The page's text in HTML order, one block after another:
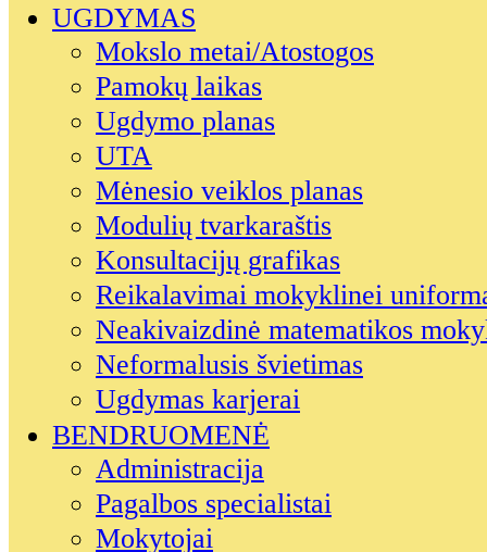
UGDYMAS
Mokslo metai/Atostogos
Pamokų laikas
Ugdymo planas
UTA
Mėnesio veiklos planas
Modulių tvarkaraštis
Konsultacijų grafikas
Reikalavimai mokyklinei
Neakivaizdinė matematikos
Neformalusis švietimas
Ugdymas karjerai
BENDRUOMENĖ
Administracija
Pagalbos specialistai
Mokytojai